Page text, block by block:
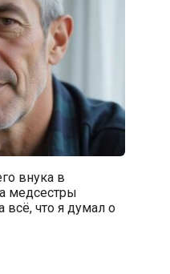
внука в
медсестры
всё, что я думал о